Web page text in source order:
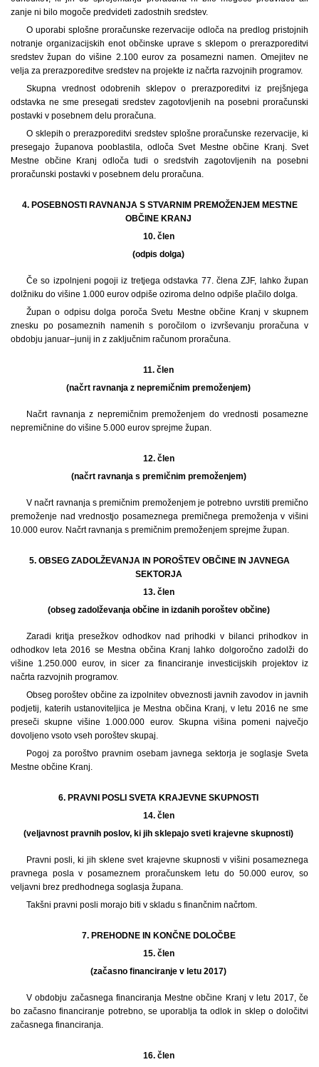
zanje ni bilo mogoče predvideti zadostnih sredstev.
O uporabi splošne proračunske rezervacije odloča na predlog pristojnih
notranje organizacijskih enot občinske uprave s sklepom o prerazporeditvi
sredstev župan do višine 2.100 eurov za posamezni namen. Omejitev ne
velja za prerazporeditve sredstev na projekte iz načrta razvojnih programov.
Skupna vrednost odobrenih sklepov o prerazporeditvi iz prejšnjega
odstavka ne sme presegati sredstev zagotovljenih na posebni proračunski
postavki v posebnem delu proračuna.
O sklepih o prerazporeditvi sredstev splošne proračunske rezervacije, ki
presegajo županova pooblastila, odloča Svet Mestne občine Kranj. Svet
Mestne občine Kranj odloča tudi o sredstvih zagotovljenih na posebni
proračunski postavki v posebnem delu proračuna.
4. POSEBNOSTI RAVNANJA S STVARNIM PREMOŽENJEM MESTNE
OBČINE KRANJ
10. člen
(odpis dolga)
Če so izpolnjeni pogoji iz tretjega odstavka 77. člena ZJF, lahko župan
dolžniku do višine 1.000 eurov odpiše oziroma delno odpiše plačilo dolga.
Župan o odpisu dolga poroča Svetu Mestne občine Kranj v skupnem
znesku po posameznih namenih s poročilom o izvrševanju proračuna v
obdobju januar–junij in z zaključnim računom proračuna.
11. člen
(načrt ravnanja z nepremičnim premoženjem)
Načrt ravnanja z nepremičnim premoženjem do vrednosti posamezne
nepremičnine do višine 5.000 eurov sprejme župan.
12. člen
(načrt ravnanja s premičnim premoženjem)
V načrt ravnanja s premičnim premoženjem je potrebno uvrstiti premično
premoženje nad vrednostjo posameznega premičnega premoženja v višini
10.000 eurov. Načrt ravnanja s premičnim premoženjem sprejme župan.
5. OBSEG ZADOLŽEVANJA IN POROŠTEV OBČINE IN JAVNEGA
SEKTORJA
13. člen
(obseg zadolževanja občine in izdanih poroštev občine)
Zaradi kritja presežkov odhodkov nad prihodki v bilanci prihodkov in
odhodkov leta 2016 se Mestna občina Kranj lahko dolgoročno zadolži do
višine 1.250.000 eurov, in sicer za financiranje investicijskih projektov iz
načrta razvojnih programov.
Obseg poroštev občine za izpolnitev obveznosti javnih zavodov in javnih
podjetij, katerih ustanoviteljica je Mestna občina Kranj, v letu 2016 ne sme
preseči skupne višine 1.000.000 eurov. Skupna višina pomeni največjo
dovoljeno vsoto vseh poroštev skupaj.
Pogoj za poroštvo pravnim osebam javnega sektorja je soglasje Sveta
Mestne občine Kranj.
6. PRAVNI POSLI SVETA KRAJEVNE SKUPNOSTI
14. člen
(veljavnost pravnih poslov, ki jih sklepajo sveti krajevne skupnosti)
Pravni posli, ki jih sklene svet krajevne skupnosti v višini posameznega
pravnega posla v posameznem proračunskem letu do 50.000 eurov, so
veljavni brez predhodnega soglasja župana.
Takšni pravni posli morajo biti v skladu s finančnim načrtom.
7. PREHODNE IN KONČNE DOLOČBE
15. člen
(začasno financiranje v letu 2017)
V obdobju začasnega financiranja Mestne občine Kranj v letu 2017, če
bo začasno financiranje potrebno, se uporablja ta odlok in sklep o določitvi
začasnega financiranja.
16. člen